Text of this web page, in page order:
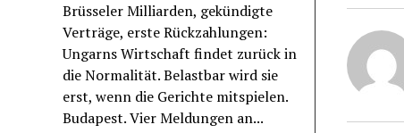
Brüsseler Milliarden, gekündigte
Verträge, erste Rückzahlungen:
Ungarns Wirtschaft findet zurück in
die Normalität. Belastbar wird sie
erst, wenn die Gerichte mitspielen.
Budapest. Vier Meldungen an...